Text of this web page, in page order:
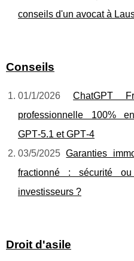
conseils d'un avocat à
Conseils
01/1/2026ChatGPT
professionnelle 100%
GPT‑5.1 et GPT‑4
03/5/2025Garanties
fractionné : sécurité
investisseurs ?
Droit d'asile